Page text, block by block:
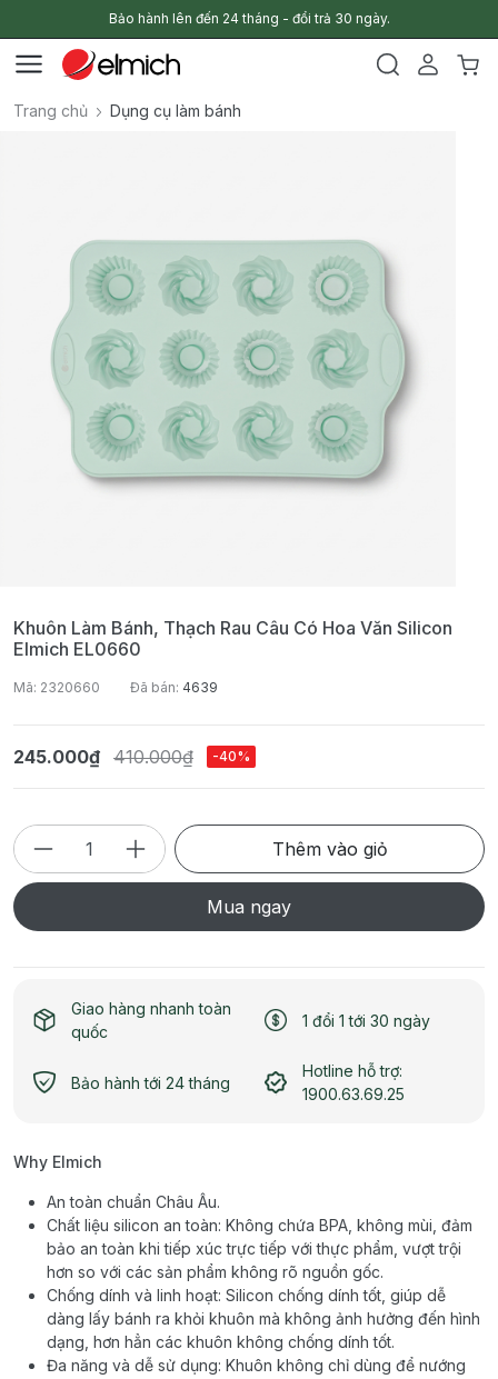
Bảo hành lên đến 24 tháng - đổi trả 30 ngày.
Trang chủ Dụng cụ làm bánh
Khuôn Làm Bánh, Thạch Rau Câu Có Hoa Văn Silicon
Elmich EL0660
Mã: 2320660 Đã bán: 4639
245.000₫ 410.000₫ -40%
Thêm vào giỏ
Mua ngay
Giao hàng nhanh toàn
quốc
1 đổi 1 tới 30 ngày
Bảo hành tới 24 tháng
Hotline hỗ trợ:
1900.63.69.25
Why Elmich
An toàn chuẩn Châu Âu.
Chất liệu silicon an toàn: Không chứa BPA, không mùi, đảm
bảo an toàn khi tiếp xúc trực tiếp với thực phẩm, vượt trội
hơn so với các sản phẩm không rõ nguồn gốc.
Chống dính và linh hoạt: Silicon chống dính tốt, giúp dễ
dàng lấy bánh ra khỏi khuôn mà không ảnh hưởng đến hình
dạng, hơn hẳn các khuôn không chống dính tốt.
Đa năng và dễ sử dụng: Khuôn không chỉ dùng để nướng